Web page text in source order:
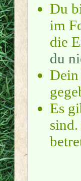
Du
im
die
du
Dein
Es